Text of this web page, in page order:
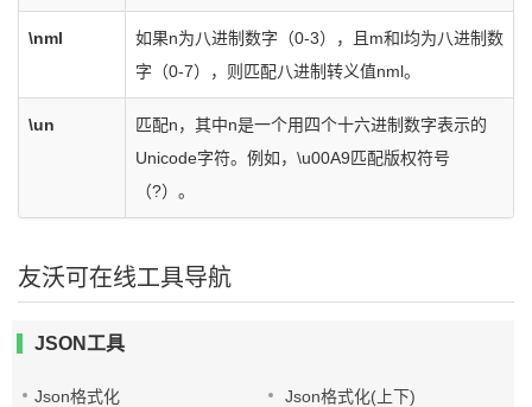
\nml
如果n为八进制数字（0-3），且m和l均为八进制数
字（0-7），则匹配八进制转义值nml。
\un
匹配n，其中n是一个用四个十六进制数字表示的
Unicode字符。例如，\u00A9匹配版权符号
（?）。
友沃可在线工具导航
JSON工具
Json格式化 Json格式化(上下)